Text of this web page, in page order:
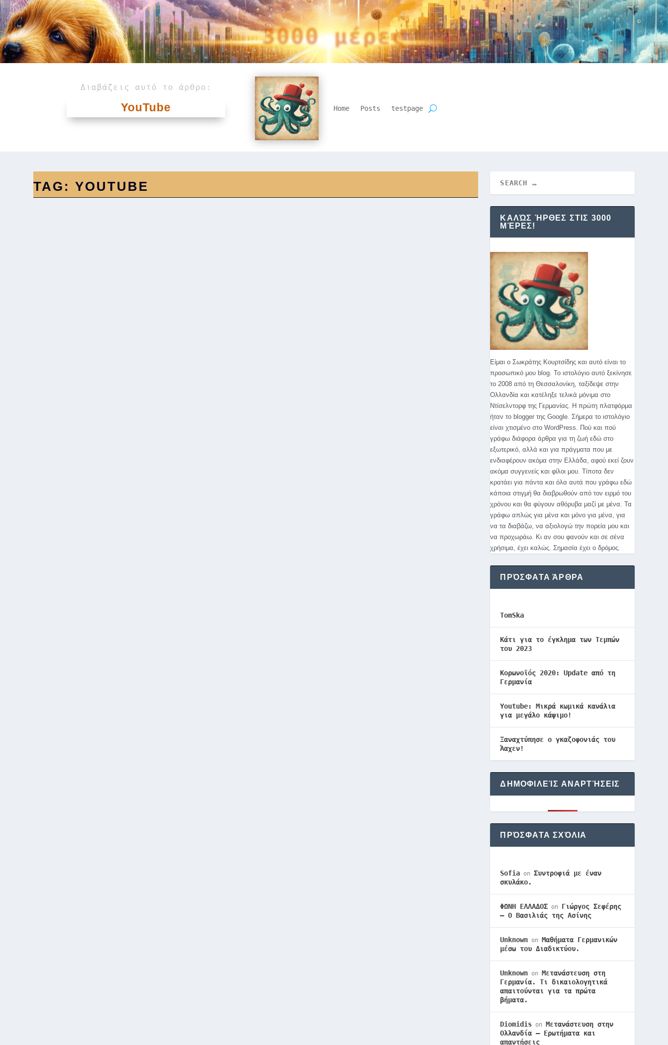
3000 μέρες
Διαβάζεις αυτό το άρθρο:
YouTube Home Posts testpage
TAG:YOUTUBE
ΚΑΛΏΣ ΉΡΘΕΣ ΣΤΙΣ 3000
ΜΈΡΕΣ!
Είμαι ο Σωκράτης Κουρτσίδης και αυτό είναι το
προσωπικό μου blog. Το ιστολόγιο αυτό ξεκίνησε
το 2008 από τη Θεσσαλονίκη, ταξίδεψε στην
Ολλανδία και κατέληξε τελικά μόνιμα στο
Ντίσελντορφ της Γερμανίας. Η πρώτη πλατφόρμα
ήταν το blogger της Google. Σήμερα το ιστολόγιο
είναι χτισμένο στο WordPress. Πού και πού
γράφω διάφορα άρθρα για τη ζωή εδώ στο
εξωτερικό, αλλά και για πράγματα που με
ενδιαφέρουν ακόμα στην Ελλάδα, αφού εκεί ζουν
ακόμα συγγενείς και φίλοι μου. Τίποτα δεν
κρατάει για πάντα και όλα αυτά που γράφω εδώ
κάποια στιγμή θα διαβρωθούν από τον ειρμό του
χρόνου και θα φύγουν αθόρυβα μαζί με μένα. Τα
γράφω απλώς για μένα και μόνο για μένα, για
να τα διαβάζω, να αξιολογώ την πορεία μου και
να προχωράω. Κι αν σου φανούν και σε σένα
χρήσιμα, έχει καλώς. Σημασία έχει ο δρόμος.
ΠΡΌΣΦΑΤΑ ΆΡΘΡΑ
TomSka
Κάτι για το έγκλημα των Τεμπών
του 2023
Κορωνοϊός 2020: Update από τη
Γερμανία
Youtube: Μικρά κωμικά κανάλια
για μεγάλο κάψιμο!
Ξαναχτύπησε ο γκαζοφονιάς του
Άαχεν!
ΔΗΜΟΦΙΛΕΊΣ ΑΝΑΡΤΉΣΕΙΣ
ΠΡΌΣΦΑΤΑ ΣΧΌΛΙΑ
Sofia onΣυντροφιά με έναν
σκυλάκο.
ΦΩΝΗ ΕΛΛΑΔΟΣ on Γιώργος Σεφέρης
– Ο Βασιλιάς της Ασίνης
Unknown on Μαθήματα Γερμανικών
μέσω του Διαδικτύου.
Unknown on Μετανάστευση στη
Γερμανία. Τι δικαιολογητικά
απαιτούνται για τα πρώτα
βήματα.
Diomidis on Μετανάστευση στην
Ολλανδία – Ερωτήματα και
απαντήσεις